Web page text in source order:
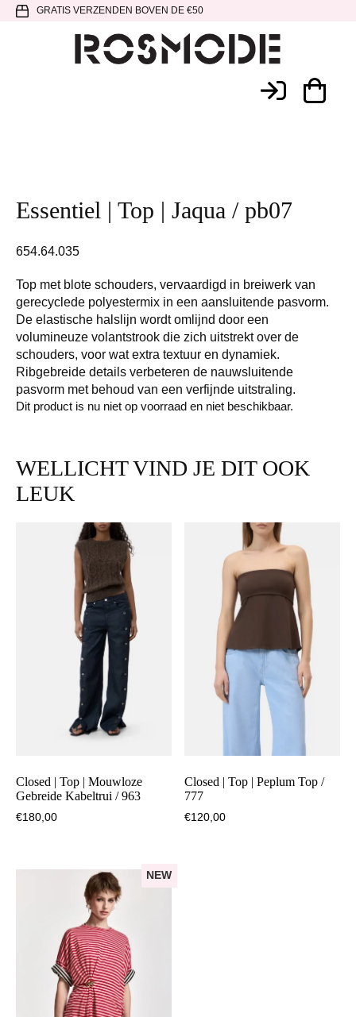
Spring
hoofdnavigatie
Door
SpringGRATIS VERZENDEN BOVEN DE €50
Essentiel | Top | Jaqua / pb07
654.64.035
Top met blote schouders, vervaardigd in breiwerk van
gerecyclede polyestermix in een aansluitende pasvorm.
De elastische halslijn wordt omlijnd door een
volumineuze volantstrook die zich uitstrekt over de
schouders, voor wat extra textuur en dynamiek.
Ribgebreide details verbeteren de nauwsluitende
pasvorm met behoud van een verfijnde uitstraling.
Dit product is nu niet op voorraad en niet beschikbaar.
WELLICHT VIND JE DIT OOK
LEUK
Closed | Top | Mouwloze
Gebreide Kabeltrui / 963
€180,00
Closed | Top | Peplum Top /
777
€120,00
NEW